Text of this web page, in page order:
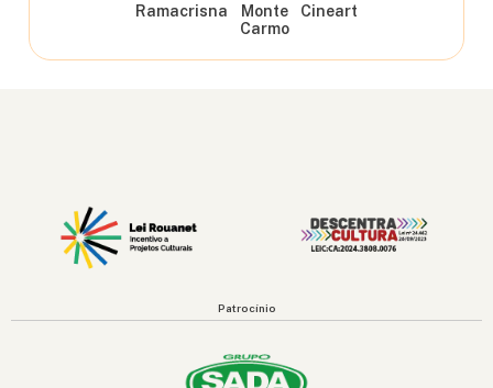
Ramacrisna
Monte
Carmo
Cineart
Patrocínio